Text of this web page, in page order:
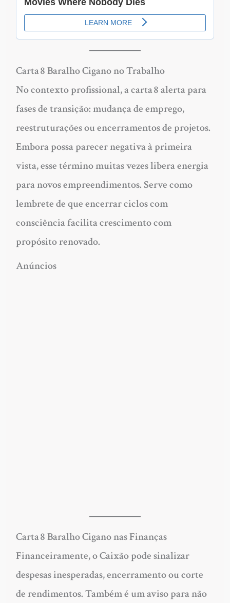
Carta 8 Baralho Cigano no Trabalho
No contexto profissional, a carta 8 alerta para
fases de transição: mudança de emprego,
reestruturações ou encerramentos de projetos.
Embora possa parecer negativa à primeira
vista, esse término muitas vezes libera energia
para novos empreendimentos. Serve como
lembrete de que encerrar ciclos com
consciência facilita crescimento com
propósito renovado.
Anúncios
Carta 8 Baralho Cigano nas Finanças
Financeiramente, o Caixão pode sinalizar
despesas inesperadas, encerramento ou corte
de rendimentos. Também é um aviso para não